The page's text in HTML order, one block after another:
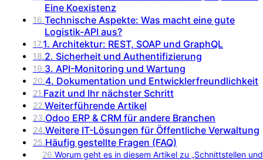
Eine Koexistenz
16.Technische Aspekte: Was macht eine gute
Logistik-API aus?
17.1. Architektur: REST, SOAP und GraphQL
18.2. Sicherheit und Authentifizierung
19.3. API-Monitoring und Wartung
20.4. Dokumentation und Entwicklerfreundlichkeit
21.Fazit und Ihr nächster Schritt
22.Weiterführende Artikel
23.Odoo ERP & CRM für andere Branchen
24.Weitere IT-Lösungen für Öffentliche Verwaltung
25.Häufig gestellte Fragen (FAQ)
26.Worum geht es in diesem Artikel zu „Schnittstellen und